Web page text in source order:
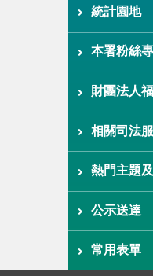
統計園地
本署粉絲
財團法人
相關司法
熱門主題
公示送達
常用表單